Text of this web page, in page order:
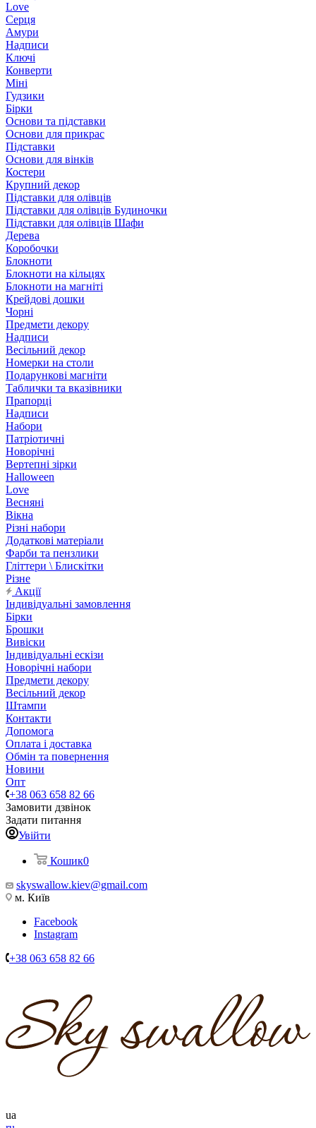
Love
Серця
Амури
Надписи
Ключі
Конверти
Міні
Гудзики
Бірки
Основи та підставки
Основи для прикрас
Підставки
Основи для вінків
Костери
Крупний декор
Підставки для олівців
Підставки для олівців Будиночки
Підставки для олівців Шафи
Дерева
Коробочки
Блокноти
Блокноти на кільцях
Блокноти на магніті
Крейдові дошки
Чорні
Предмети декору
Надписи
Весільний декор
Номерки на столи
Подарункові магніти
Таблички та вказівники
Прапорці
Надписи
Набори
Патріотичні
Новорічні
Вертепні зірки
Halloween
Love
Весняні
Вікна
Різні набори
Додаткові матеріали
Фарби та пензлики
Гліттери \ Блискітки
Різне
Акції
Індивідуальні замовлення
Бірки
Брошки
Вивіски
Індивідуальні ескізи
Новорічні набори
Предмети декору
Весільний декор
Штампи
Контакти
Допомога
Оплата і доставка
Обмін та повернення
Новини
Опт
+38 063 658 82 66
Замовити дзвінок
Задати питання
Увійти
Кошик0
skyswallow.kiev@gmail.com
м. Київ
Facebook
Instagram
+38 063 658 82 66
ua